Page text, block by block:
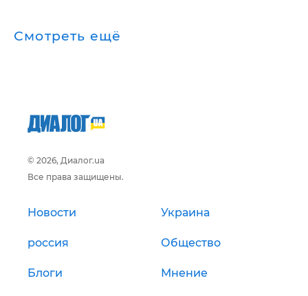
Смотреть ещё
© 2026, Диалог.ua
Все права защищены.
Новости Украина
россия Общество
Блоги Мнение